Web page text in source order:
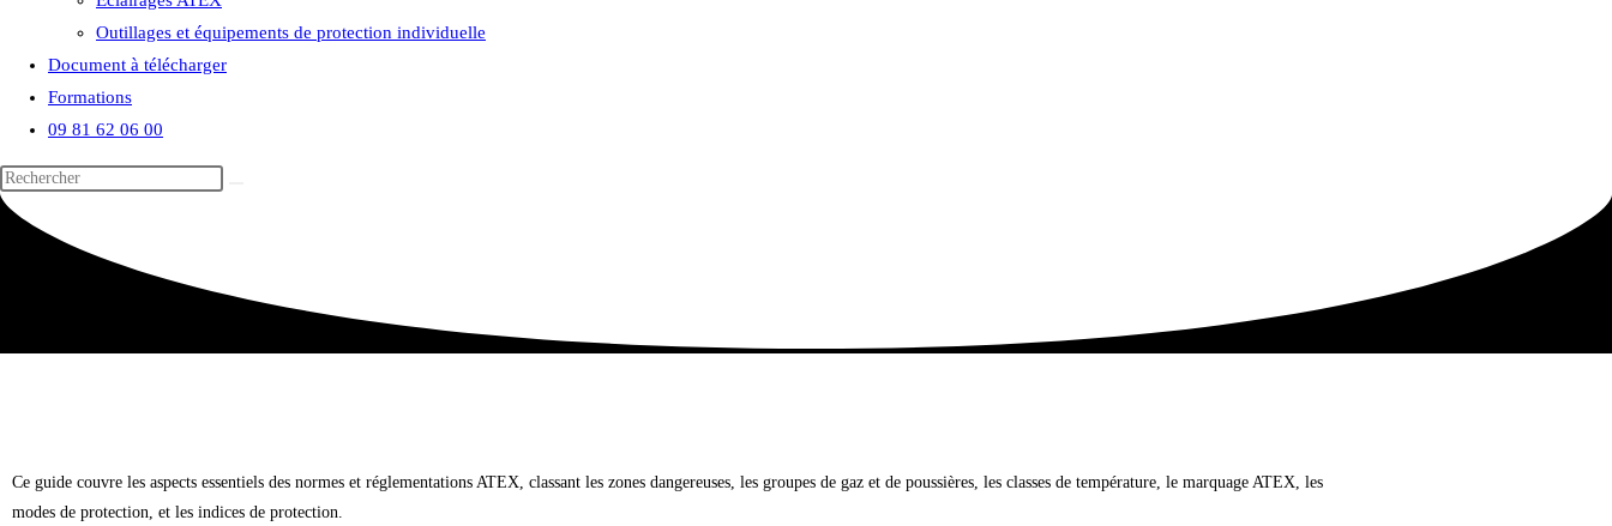
Outillages et équipements de protection individuelle
Document à télécharger
Formations
09 81 62 06 00
Ce guide couvre les aspects essentiels des normes et réglementations ATEX, classant les zones dangereuses, les groupes de gaz et de poussières, les classes de température, le marquage ATEX, les
modes de protection, et les indices de protection.